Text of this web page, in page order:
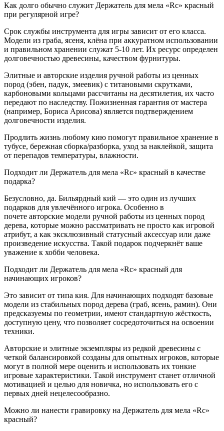
Как долго обычно служит Держатель для мела «Rc» красный
при регулярной игре?
Срок службы инструмента для игры зависит от его класса.
Модели из граба, ясеня, клёна при аккуратном использовании
и правильном хранении служат 5-10 лет. Их ресурс определен
долговечностью древесины, качеством фурнитуры.
Элитные и авторские изделия ручной работы из ценных
пород (эбен, падук, змеевик) с титановыми скрутками,
карбоновыми кольцами рассчитаны на десятилетия, их часто
передают по наследству. Пожизненная гарантия от мастера
(например, Бориса Арисова) является подтверждением
долговечности изделия.
Продлить жизнь любому кию помогут правильное хранение в
тубусе, бережная сборка/разборка, уход за наклейкой, защита
от перепадов температуры, влажности.
Подходит ли Держатель для мела «Rc» красный в качестве
подарка?
Безусловно, да. Бильярдный кий — это один из лучших
подарков для увлечённого игрока. Особенно в
почете авторские модели ручной работы из ценных пород
дерева, которые можно рассматривать не просто как игровой
атрибут, а как эксклюзивный статусный аксессуар или даже
произведение искусства. Такой подарок подчеркнёт ваше
уважение к хобби человека.
Подходит ли Держатель для мела «Rc» красный для
начинающих игроков?
Это зависит от типа кия. Для начинающих подходят базовые
модели из стабильных пород дерева (граб, ясень, рамин). Они
предсказуемы по геометрии, имеют стандартную жёсткость,
доступную цену, что позволяет сосредоточиться на освоении
техники.
Авторские и элитные экземпляры из редкой древесины с
четкой балансировкой созданы для опытных игроков, которые
могут в полной мере оценить и использовать их тонкие
игровые характеристики. Такой инструмент станет отличной
мотивацией и целью для новичка, но использовать его с
первых дней нецелесообразно.
Можно ли нанести гравировку на Держатель для мела «Rc»
красный?